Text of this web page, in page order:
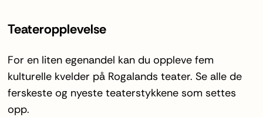
Teateropplevelse
For en liten egenandel kan du oppleve fem
kulturelle kvelder på Rogalands teater. Se alle de
ferskeste og nyeste teaterstykkene som settes
opp.